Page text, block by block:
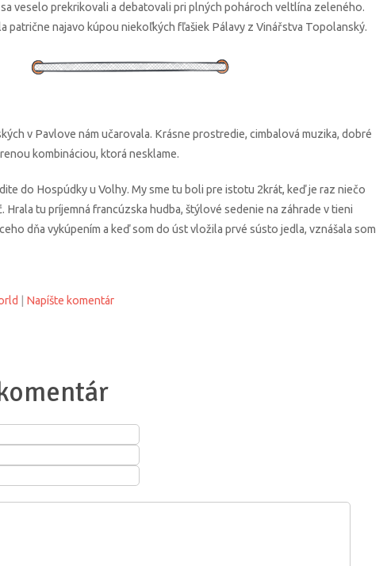
veselo prekrikovali a debatovali pri plných pohároch veltlína zeleného.
patrične najavo kúpou niekoľkých fľašiek Pálavy z Vinářstva Topolanský.
v Pavlove nám učarovala. Krásne prostredie, cimbalová muzika, dobré
kombináciou, ktorá nesklame.
do Hospúdky u Volhy. My sme tu boli pre istotu 2krát, keď je raz niečo
tu príjemná francúzska hudba, štýlové sedenie na záhrade v tieni
dňa vykúpením a keď som do úst vložila prvé sústo jedla, vznášala som
Napíšte komentár